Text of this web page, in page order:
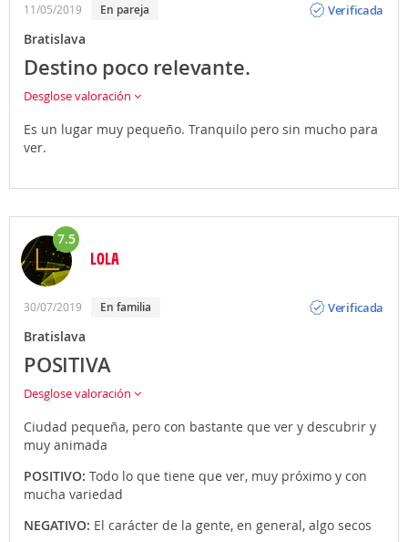
11/05/2019 En pareja
Verificada
Bratislava
Destino poco relevante.
Desglose valoración
Es un lugar muy pequeño. Tranquilo pero sin mucho para
ver.
7.5
LOLA
30/07/2019 En familia
Verificada
Bratislava
POSITIVA
Desglose valoración
Ciudad pequeña, pero con bastante que ver y descubrir y
muy animada
POSITIVO: Todo lo que tiene que ver, muy próximo y con
mucha variedad
NEGATIVO: El carácter de la gente, en general, algo secos